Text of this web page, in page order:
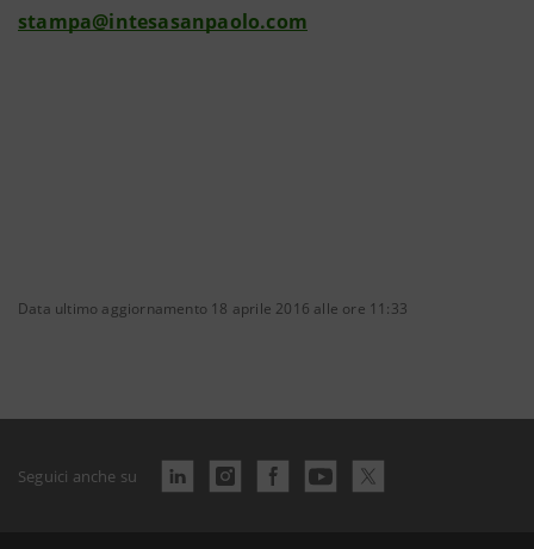
stampa@intesasanpaolo.com
Data ultimo aggiornamento 18 aprile 2016 alle ore 11:33
Seguici anche su